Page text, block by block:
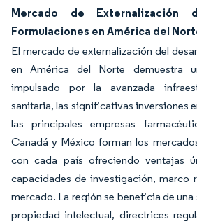
Mercado de Externalización
Formulaciones en América del
El mercado de externalización del
en América del Norte demuestra
impulsado por la avanzada
sanitaria, las significativas inversiones
las principales empresas
Canadá y México forman los
con cada país ofreciendo ventajas
capacidades de investigación, marco
mercado. La región se beneficia de
propiedad intelectual, directrices